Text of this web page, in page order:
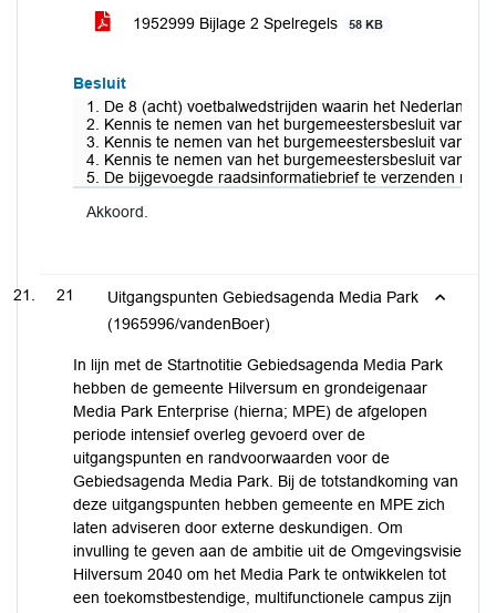
1952999 Bijlage 2 Spelregels 58 KB
Besluit
1. De 8 (acht) voetbalwedstrijden waarin het
2. Kennis te nemen van het burgemeestersbesluit van
3. Kennis te nemen van het burgemeestersbesluit van
4. Kennis te nemen van het burgemeestersbesluit van
5. De bijgevoegde raadsinformatiebrief te verzenden naar
Akkoord.
21
Uitgangspunten Gebiedsagenda Media Park
(1965996/vandenBoer)
In lijn met de Startnotitie Gebiedsagenda Media Park
hebben de gemeente Hilversum en grondeigenaar
Media Park Enterprise (hierna; MPE) de afgelopen
periode intensief overleg gevoerd over de
uitgangspunten en randvoorwaarden voor de
Gebiedsagenda Media Park. Bij de totstandkoming van
deze uitgangspunten hebben gemeente en MPE zich
laten adviseren door externe deskundigen. Om
invulling te geven aan de ambitie uit de Omgevingsvisie
Hilversum 2040 om het Media Park te ontwikkelen tot
een toekomstbestendige, multifunctionele campus zijn